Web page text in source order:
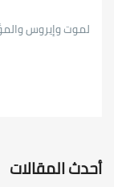
لموت وإيروس
أحدث المقالات